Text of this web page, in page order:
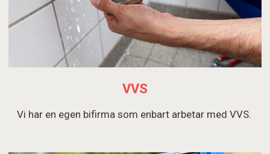
VVS
Vi har en egen bifirma som enbart arbetar med VVS.